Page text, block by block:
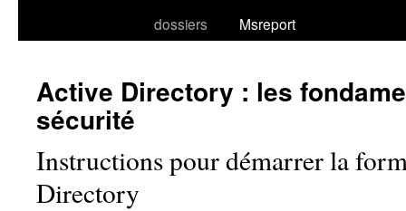
dossiers
Msreport
Active Directory : les
sécurité
Instructions pour démarrer la
Directory